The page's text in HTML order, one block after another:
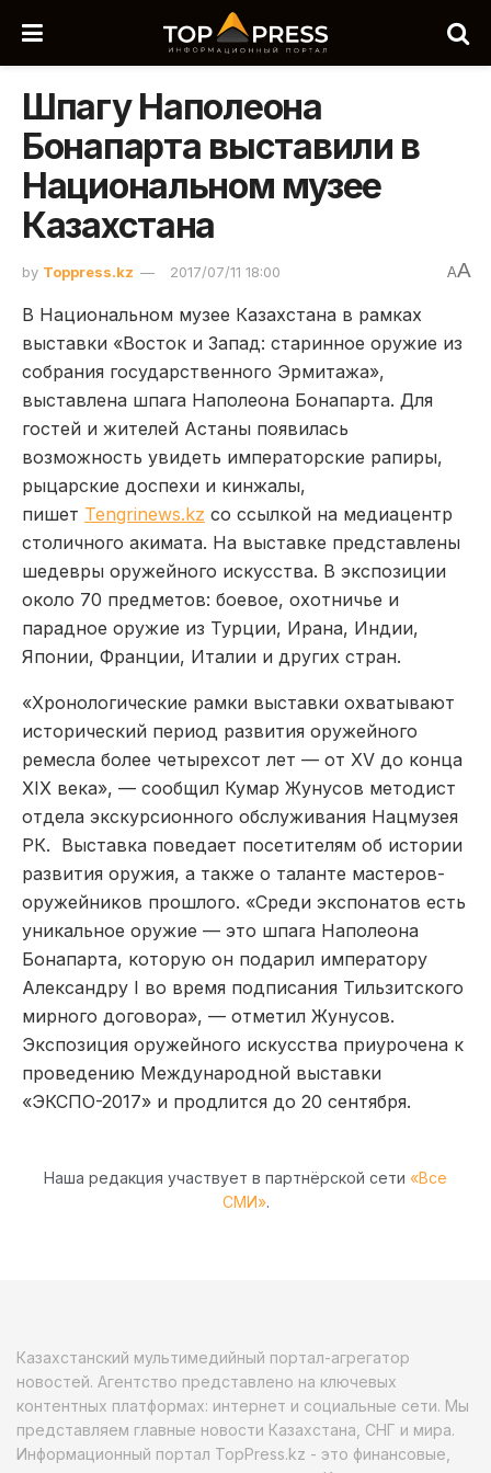
Шпагу Наполеона
Бонапарта выставили в
Национальном музее
Казахстана
by Toppress.kz 2017/07/11 18:00 AA
В Национальном музее Казахстана в рамках
выставки «Восток и Запад: старинное оружие из
собрания государственного Эрмитажа»,
выставлена шпага Наполеона Бонапарта. Для
гостей и жителей Астаны появилась
возможность увидеть императорские рапиры,
рыцарские доспехи и кинжалы,
пишет Tengrinews.kz со ссылкой на медиацентр
столичного акимата. На выставке представлены
шедевры оружейного искусства. В экспозиции
около 70 предметов: боевое, охотничье и
парадное оружие из Турции, Ирана, Индии,
Японии, Франции, Италии и других стран.
«Хронологические рамки выставки охватывают
исторический период развития оружейного
ремесла более четырехсот лет — от XV до конца
XIX века», — сообщил Кумар Жунусов методист
отдела экскурсионного обслуживания Нацмузея
РК. Выставка поведает посетителям об истории
развития оружия, а также о таланте мастеров-
оружейников прошлого. «Среди экспонатов есть
уникальное оружие — это шпага Наполеона
Бонапарта, которую он подарил императору
Александру I во время подписания Тильзитского
мирного договора», — отметил Жунусов.
Экспозиция оружейного искусства приурочена к
проведению Международной выставки
«ЭКСПО-2017» и продлится до 20 сентября.
Наша редакция участвует в партнёрской сети «Все
СМИ».
Казахстанский мультимедийный портал-агрегатор
новостей. Агентство представлено на ключевых
контентных платформах: интернет и социальные сети. Мы
представляем главные новости Казахстана, СНГ и мира.
Информационный портал TopPress.kz - это финансовые,